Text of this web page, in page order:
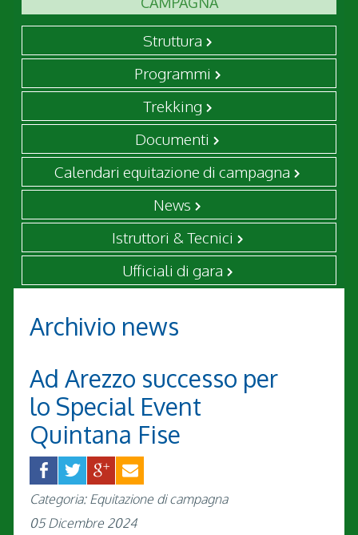
Struttura
Programmi
Trekking
Documenti
Calendari equitazione di campagna
News
Istruttori & Tecnici
Ufficiali di gara
Archivio news
Ad Arezzo successo per
lo Special Event
Quintana Fise
Categoria: Equitazione di campagna
05 Dicembre 2024